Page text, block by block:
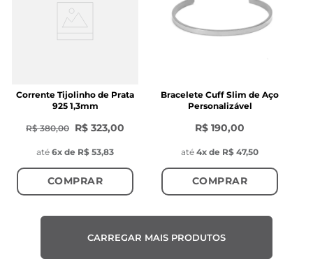
Corrente Tijolinho de Prata
925 1,3mm
R$ 380,00 R$ 323,00
até 6x de R$ 53,83
COMPRAR
Bracelete Cuff Slim de Aço
Personalizável
R$ 190,00
até 4x de R$ 47,50
COMPRAR